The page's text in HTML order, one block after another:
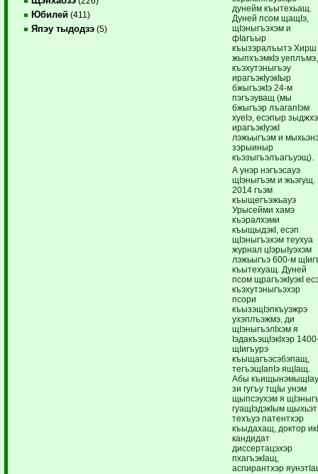
Юбилей (411)
Япэу тыдодзэ (5)
дунейм къытехьащ.
Дуней псом щащIэ,
щIэныгъэхэм и
фIагъыр
къызэралъытэ Хирш
жыпхъэмкIэ уеплъмэ,
къэхутэныгъэу
ирагъэкIуэкIыр
бжыгъэкIэ 24-м
пэгъэуващ (мы
бжыгъэр лъагапIэм
хуеIэ, есэпыр
ирагъэкIуэкI
лэжьыгъэм и
зэрыиныр
къэзыгъэлъагъуэщ).
А унэр нэгъэсауэ
щIэныгъэм и жьэгущ.
2014 гъэм
къыщегъэжьауэ
Урысейми хамэ
къэралхэми
къыщыдэкI, есэп
щIэныгъэхэм теухуа
журнал цIэрыIуэхэм
лэжьыгъэ 600-м
къытехуащ. Дуней
псом щрагъэкIуэкI
къэхутэныгъэхэр
псори
къызэщIэпкъуэжрэ
ухэплъэжмэ, ди
щIэныгъэлIхэм я
IэдакъэщIэкIхэр
щIигъурэ
къыщагъэсэбэпащ,
тегъэщIапIэ ящIащ.
Абы
зи гугъу тщIы унэм
щыпсэухэм я
гуащIэдэкIым щыхьэт
техъуэ патентхэр
къыдахащ, доктор
кандидат
диссертацэхэр
пхагъэкIащ,
аспирантхэр